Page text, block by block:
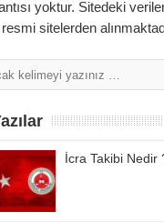
yoktur. Sitedeki
resmi sitelerden
İcra Takibi Nedir